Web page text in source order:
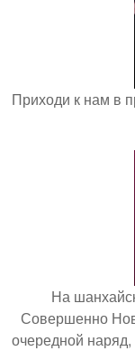
Приходи к нам в
На
Совершенно
очередной